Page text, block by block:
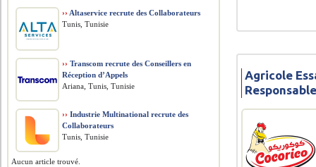
Agricole
›› Altaservice recrute des Collaborateurs
Tunis, Tunisie
›› Transcom recrute des Conseillers en
Réception d’Appels
Ariana, Tunis, Tunisie
›› Industrie Multinational recrute des
Collaborateurs
Tunis, Tunisie
Aucun article trouvé.